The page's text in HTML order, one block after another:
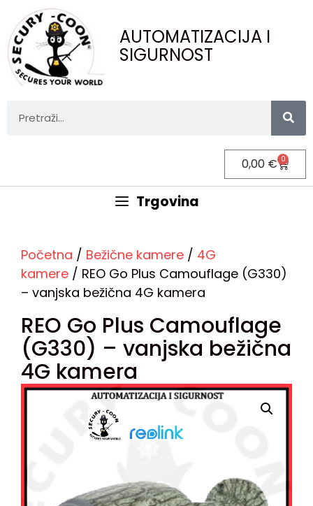
AUTOMATIZACIJA I
SIGURNOST
0,00 € 0
Trgovina
Početna / Bežične kamere / 4G
kamere / REO Go Plus Camouflage (G330)
– vanjska bežična 4G kamera
REO Go Plus Camouflage
(G330) – vanjska bežična
4G kamera